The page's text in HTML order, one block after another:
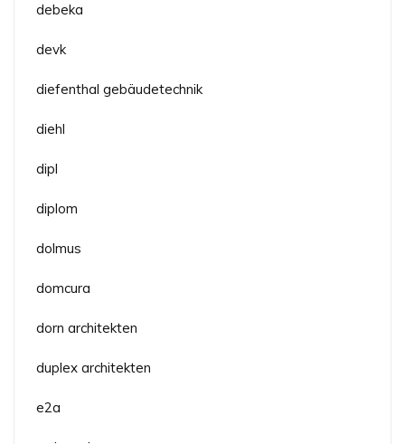
debeka
devk
diefenthal gebäudetechnik
diehl
dipl
diplom
dolmus
domcura
dorn architekten
duplex architekten
e2a